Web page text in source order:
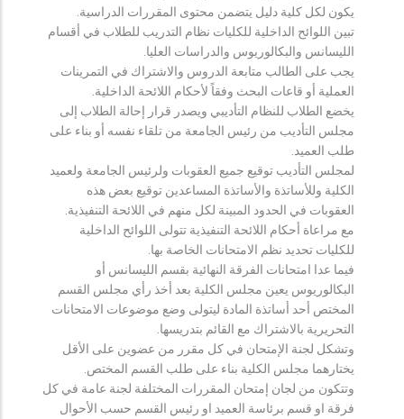
يكون لكل كلية دليل يتضمن محتوى المقررات الدراسية.
تبين اللوائح الداخلية للكليات نظام التدريب للطلاب في أقسام
الليسانس والبكالوريوس والدراسات العليا.
يجب على الطالب متابعة الدروس والاشتراك في التمرينات
العملية أو قاعات البحث وفقاً لأحكام اللائحة الداخلية.
يخضع الطلاب للنظام التأديبي ويصدر قرار إحالة الطلاب إلى
مجلس التأديب من رئيس الجامعة من تلقاء نفسه أو بناء على
طلب العميد.
لمجلس التأديب توقيع جميع العقوبات ولرئيس الجامعة ولعميد
الكلية وللأساتذة والأساتذة المساعدين توقيع بعض هذه
العقوبات في الحدود المبينة لكل منهم في اللائحة التنفيذية.
مع مراعاة أحكام اللائحة التنفيذية تتولى اللوائح الداخلية
للكليات تحديد نظم الامتحانات الخاصة بها.
فيما عدا امتحانات الفرقة النهائية بقسم الليسانس أو
البكالوريوس يعين مجلس الكلية بعد أخذ رأي مجلس القسم
المختص أحد أساتذة المادة ليتولى وضع موضوعات الامتحانات
التحريرية بالاشتراك مع القائم بتدريسها.
وتشكل لجنة الإمتحان في كل مقرر من عضوين على الأقل
يختارهما مجلس الكلية بناء على طلب القسم المختص.
وتتكون من لجان إمتحان المقررات المختلفة لجنة عامة في كل
فرقة او قسم برئاسة العميد او رئيس القسم حسب الأحوال